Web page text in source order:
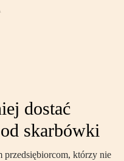
dostać
skarbówki
przedsiębiorcom, którzy nie